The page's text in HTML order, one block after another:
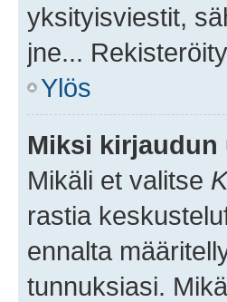
yksityisviestit,
jne...
Ylös
Miksi
Mikäli et valitse
rastia
ennalta
tunnuksiasi.